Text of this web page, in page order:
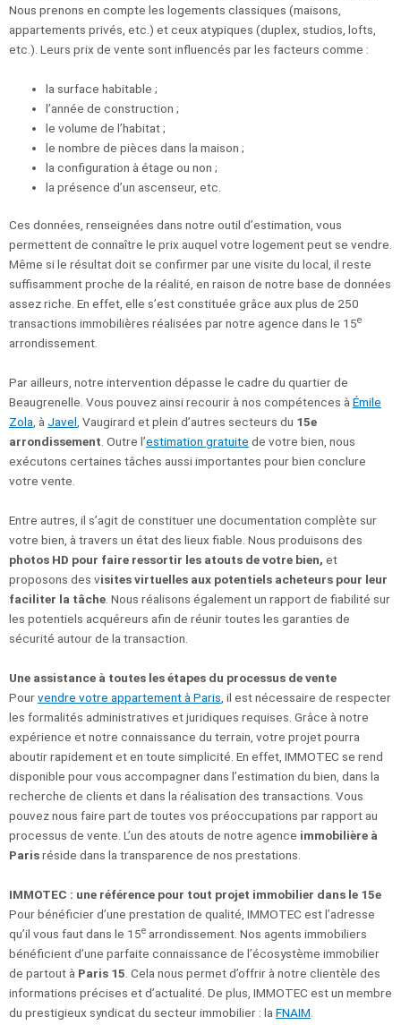
Nous prenons en compte les logements classiques (maisons,
appartements privés, etc.) et ceux atypiques (duplex, studios, lofts,
etc.). Leurs prix de vente sont influencés par les facteurs comme :
la surface habitable ;
l’année de construction ;
le volume de l’habitat ;
le nombre de pièces dans la maison ;
la configuration à étage ou non ;
la présence d’un ascenseur, etc.
Ces données, renseignées dans notre outil d’estimation, vous
permettent de connaître le prix auquel votre logement peut se vendre.
Même si le résultat doit se confirmer par une visite du local, il reste
suffisamment proche de la réalité, en raison de notre base de données
assez riche. En effet, elle s’est constituée grâce aux plus de 250
transactions immobilières réalisées par notre agence dans le 15e
arrondissement.
Par ailleurs, notre intervention dépasse le cadre du quartier de
Beaugrenelle. Vous pouvez ainsi recourir à nos compétences àÉmile
Zola, à Javel, Vaugirard et plein d’autres secteurs du 15e
arrondissement. Outre l’estimation gratuite de votre bien, nous
exécutons certaines tâches aussi importantes pour bien conclure
votre vente.
Entre autres, il s’agit de constituer une documentation complète sur
votre bien, à travers un état des lieux fiable. Nous produisons des
photos HD pour faire ressortir les atouts de votre bien, et
proposons des visites virtuelles aux potentiels acheteurs pour leur
faciliter la tâche . Nous réalisons également un rapport de fiabilité sur
les potentiels acquéreurs afin de réunir toutes les garanties de
sécurité autour de la transaction.
Une assistance à toutes les étapes du processus de vente
Pourvendre votre appartement à Paris , il est nécessaire de respecter
les formalités administratives et juridiques requises. Grâce à notre
expérience et notre connaissance du terrain, votre projet pourra
aboutir rapidement et en toute simplicité. En effet, IMMOTEC se rend
disponible pour vous accompagner dans l’estimation du bien, dans la
recherche de clients et dans la réalisation des transactions. Vous
pouvez nous faire part de toutes vos préoccupations par rapport au
processus de vente. L’un des atouts de notre agence immobilière à
Parisréside dans la transparence de nos prestations.
IMMOTEC : une référence pour tout projet immobilier dans le 15e
Pour bénéficier d’une prestation de qualité, IMMOTEC est l’adresse
qu’il vous faut dans le 15e arrondissement. Nos agents immobiliers
bénéficient d’une parfaite connaissance de l’écosystème immobilier
de partout à Paris 15 . Cela nous permet d’offrir à notre clientèle des
informations précises et d’actualité. De plus, IMMOTEC est un membre
du prestigieux syndicat du secteur immobilier : la FNAIM